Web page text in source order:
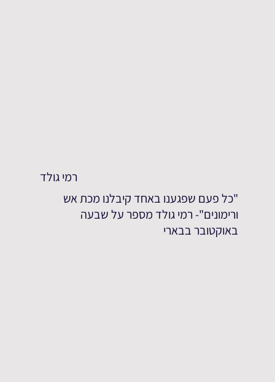
רמי גולד
"כל פעם שפגענו באחד קיבלנו מכת אש
ורימונים"- רמי גולד מספר על שבעה
באוקטובר בבארי